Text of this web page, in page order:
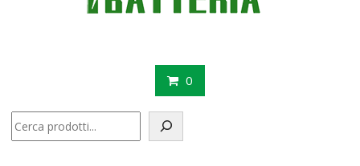
0